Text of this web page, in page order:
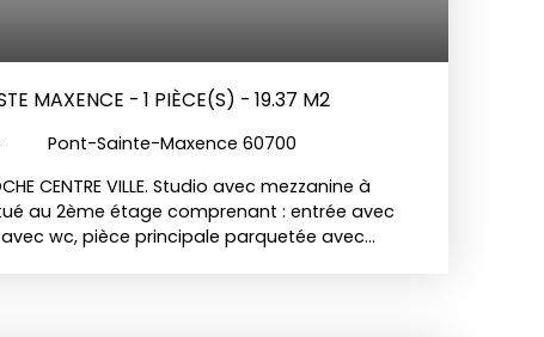
MAXENCE - 1 PIÈCE(S) - 19.37 M2
Pont-Sainte-Maxence 60700
CENTRE VILLE. Studio avec mezzanine à
au 2ème étage comprenant : entrée avec
wc, pièce principale parquetée avec